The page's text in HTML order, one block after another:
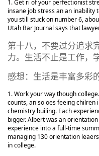
Get ri of your perfectionist
insane job stress an an inability
you still stuck on number 6,
Utah Bar Journal says that
第十八，不要过分追求
力。生活不止是工作，
感想：生活是丰富多彩
Work your way though
counts, an so oes feeing
chemistry builing. Each
bigger. Albert was an
experience into a full-time
managing 130 orientation
in college.